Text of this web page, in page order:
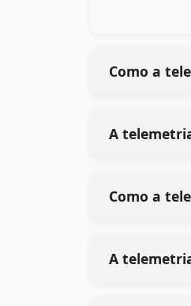
Como a
A
Como a
A